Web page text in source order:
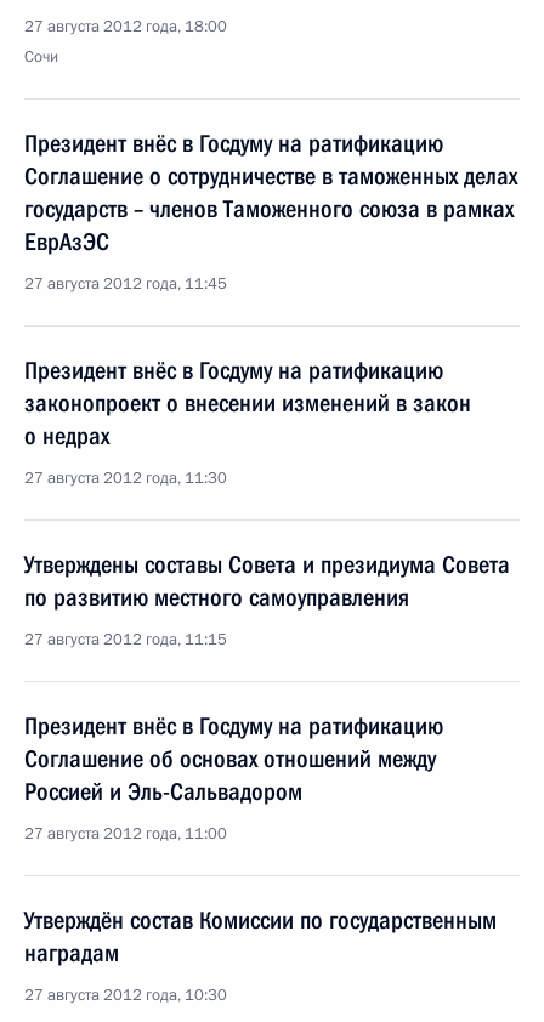
27 августа 2012 года, 18:00
Сочи
Президент внёс в Госдуму на ратификацию
Соглашение о сотрудничестве в таможенных делах
государств – членов Таможенного союза в рамках
ЕврАзЭС
27 августа 2012 года, 11:45
Президент внёс в Госдуму на ратификацию
законопроект о внесении изменений в закон
о недрах
27 августа 2012 года, 11:30
Утверждены составы Совета и президиума Совета
по развитию местного самоуправления
27 августа 2012 года, 11:15
Президент внёс в Госдуму на ратификацию
Соглашение об основах отношений между
Россией и Эль-Сальвадором
27 августа 2012 года, 11:00
Утверждён состав Комиссии по государственным
наградам
27 августа 2012 года, 10:30